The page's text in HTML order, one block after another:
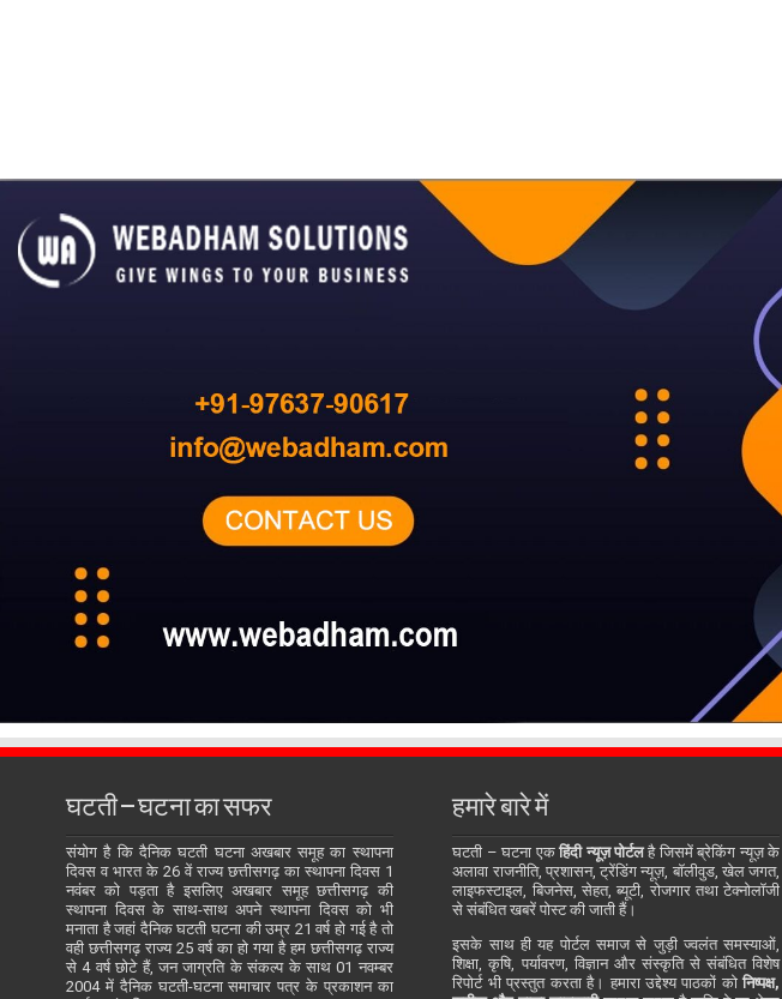
घटती – घटना का सफर
संयोग है कि दैनिक घटती घटना अखबार समूह का स्थापना
दिवस व भारत के 26 वें राज्य छत्तीसगढ़ का स्थापना दिवस 1
नवंबर को पड़ता है इसलिए अखबार समूह छत्तीसगढ़ की
स्थापना दिवस के साथ-साथ अपने स्थापना दिवस को भी
मनाता है जहां दैनिक घटती घटना की उम्र 21 वर्ष हो गई है तो
वही छत्तीसगढ़ राज्य 25 वर्ष का हो गया है हम छत्तीसगढ़ राज्य
से 4 वर्ष छोटे हैं, जन जाग्रति के संकल्प के साथ 01 नवम्बर
2004 में दैनिक घटती-घटना समाचार पत्र के प्रकाशन का
हमारे बारे में
घटती – घटना एकहिंदी न्यूज़ पोर्टलहै जिसमें ब्रेकिंग न्यूज़ के
अलावा राजनीति, प्रशासन, ट्रेंडिंग न्यूज़, बॉलीवुड, खेल जगत,
लाइफस्टाइल, बिजनेस, सेहत, ब्यूटी, रोजगार तथा टेक्नोलॉजी
से संबंधित खबरें पोस्ट की जाती हैं।
इसके साथ ही यह पोर्टल समाज से जुड़ी ज्वलंत समस्याओं,
शिक्षा, कृषि, पर्यावरण, विज्ञान और संस्कृति से संबंधित विशेष
रिपोर्ट भी प्रस्तुत करता है। हमारा उद्देश्य पाठकों कोनिष्पक्ष,